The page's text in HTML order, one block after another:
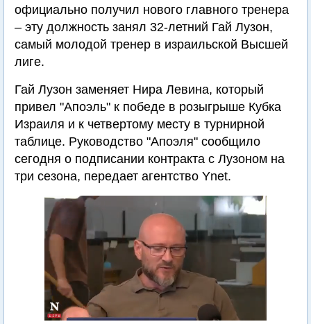
официально получил нового главного тренера
– эту должность занял 32-летний Гай Лузон,
самый молодой тренер в израильской Высшей
лиге.
Гай Лузон заменяет Нира Левина, который
привел "Апоэль" к победе в розыгрыше Кубка
Израиля и к четвертому месту в турнирной
таблице. Руководство "Апоэля" сообщило
сегодня о подписании контракта с Лузоном на
три сезона, передает агентство Ynet.